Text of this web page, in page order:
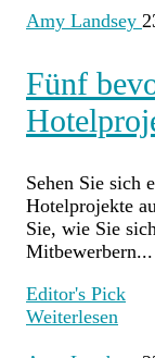
Amy Landsey
Fünf
Sehen Sie sich
Hotelprojekte
Sie, wie Sie
Mitbewerbern...
Editor's Pick
Weiterlesen